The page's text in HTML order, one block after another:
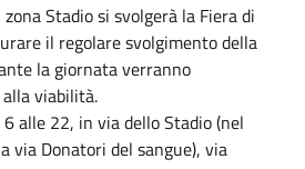
Stadio si svolgerà la Fiera di
il regolare svolgimento della
la giornata verranno
viabilità.
alle 22, in via dello Stadio (nel
via Donatori del sangue), via